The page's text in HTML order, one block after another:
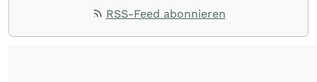
betreibt im Rahmen einer Hobbytätigkeit den
RSS-Feed abonnieren